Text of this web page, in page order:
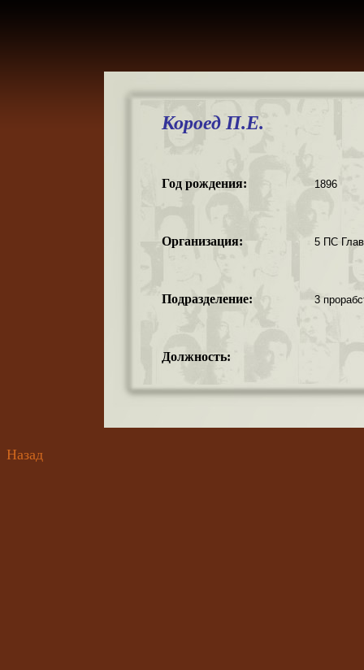
Короед П.Е.
Год рождения: 1896
Организация: 5 ПС
Подразделение: 3
Должность:
Назад